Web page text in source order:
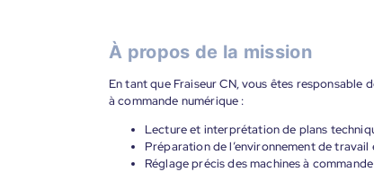
À propos de la mission
En tant que Fraiseur CN, vous êtes
à commande numérique :
Lecture et interprétation de plans
Préparation de l’environnement de travail
Réglage précis des machines à